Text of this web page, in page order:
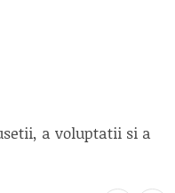
a voluptatii si a